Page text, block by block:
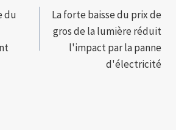
du
La forte baisse du prix de
gros de la lumière réduit
l'impact par la panne
d'électricité